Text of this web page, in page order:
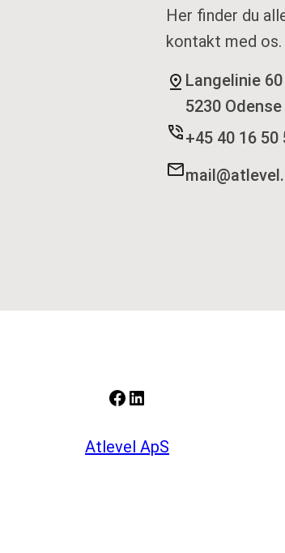
Her finder du
kontakt med os.
Langelinie 60
5230 Odense
+45 40 16 50
Facebook
LinkedIn
Atlevel ApS